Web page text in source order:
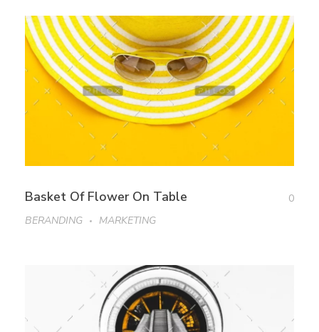
Basket Of Flower On Table
0
BERANDING
MARKETING